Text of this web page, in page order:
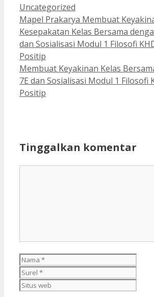
Kategori
Uncategorized
Mapel Prakarya Membuat
Kesepakatan Kelas Bersama
dan Sosialisasi Modul 1 Filosofi
Positip
Membuat Keyakinan Kelas
7E dan Sosialisasi Modul 1 Filosofi
Positip
Tinggalkan komentar
Nama